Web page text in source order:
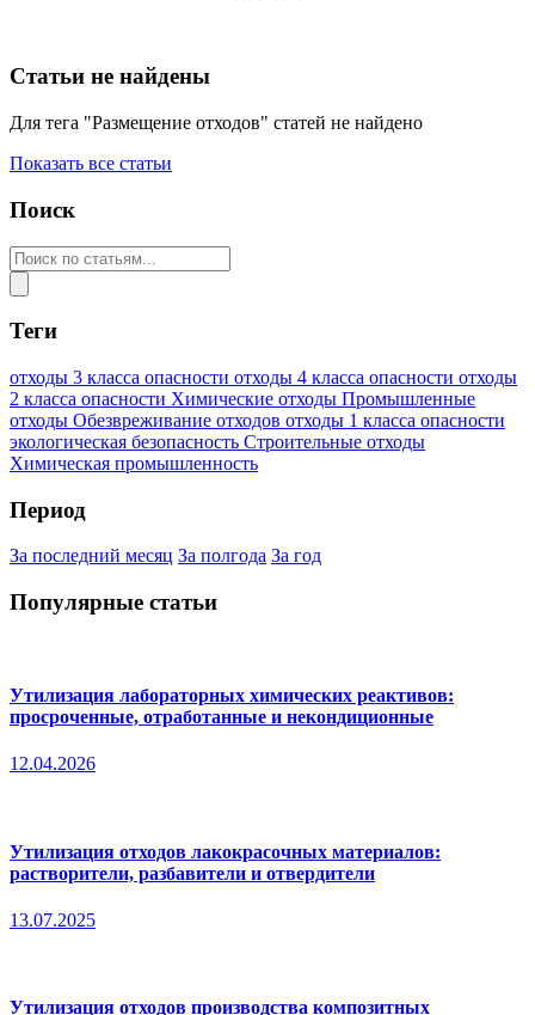
Статьи не найдены
Для тега "Размещение отходов" статей не найдено
Показать все статьи
Поиск
Теги
отходы 3 класса опасности отходы 4 класса опасности отходы
2 класса опасности Химические отходы Промышленные
отходы Обезвреживание отходов отходы 1 класса опасности
экологическая безопасность Строительные отходы
Химическая промышленность
Период
За последний месяц За полгода За год
Популярные статьи
Утилизация лабораторных химических реактивов:
просроченные, отработанные и некондиционные
12.04.2026
Утилизация отходов лакокрасочных материалов:
растворители, разбавители и отвердители
13.07.2025
Утилизация отходов производства композитных